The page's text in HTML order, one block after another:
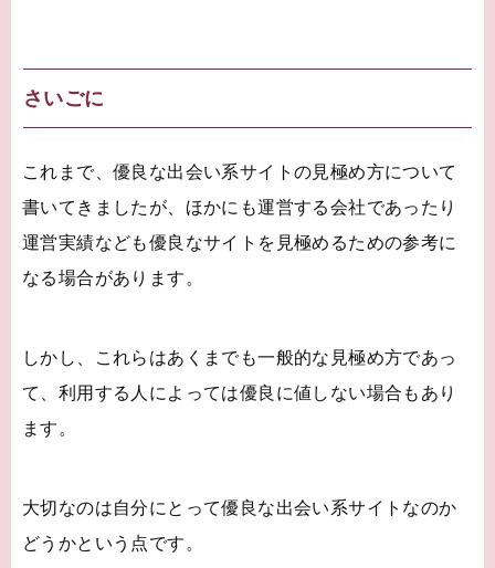
さいごに
これまで、優良な出会い系サイトの見極め方について
書いてきましたが、ほかにも運営する会社であったり
運営実績なども優良なサイトを見極めるための参考に
なる場合があります。
しかし、これらはあくまでも一般的な見極め方であっ
て、利用する人によっては優良に値しない場合もあり
ます。
大切なのは自分にとって優良な出会い系サイトなのか
どうかという点です。